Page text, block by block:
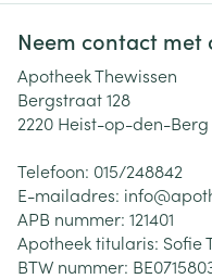
Neem contact met
Apotheek Thewissen
Bergstraat 128
2220 Heist-op-den-Berg
Telefoon: 015/248842
E-mailadres: info@
APB nummer: 121401
Apotheek titularis: Sofie
BTW nummer: